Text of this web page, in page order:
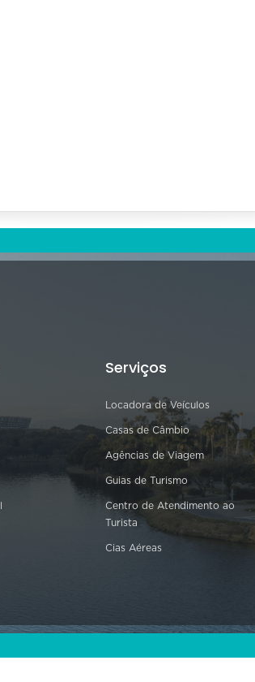
Serviços
Locadora de Veículos
Casas de Câmbio
Agências de Viagem
Guias de Turismo
Centro de Atendimento ao
Turista
Cias Aéreas